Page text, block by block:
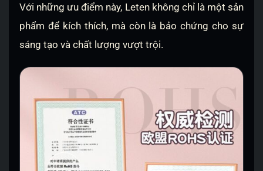
Với những ưu điểm này, Leten không chỉ là một sản
phẩm để kích thích, mà còn là bảo chứng cho sự
sáng tạo và chất lượng vượt trội.